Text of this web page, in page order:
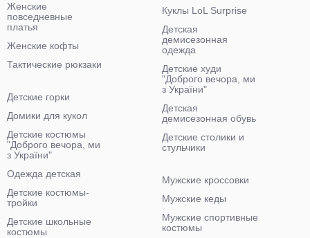
Женские
повседневные
платья
Женские кофты
Тактические рюкзаки
Куклы LoL Surprise
Детская
демисезонная
одежда
Детские худи
"Доброго вечора, ми
з України"
Детская
демисезонная обувь
Детские столики и
стульчики
Детские горки
Домики для кукол
Детские костюмы
"Доброго вечора, ми
з України"
Одежда детская
Детские костюмы-
тройки
Детские школьные
костюмы
Мужские кроссовки
Мужские кеды
Мужские спортивные
костюмы